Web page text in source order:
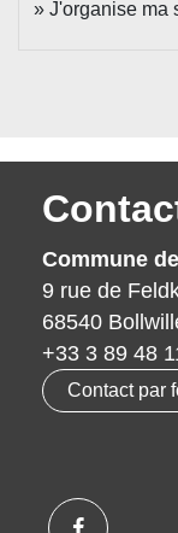
J'organise ma
Commune
9 rue de
68540
+33 3 89 48
Contact par